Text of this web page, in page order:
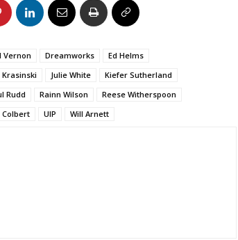
Vernon Dreamworks
Ed Helms
Krasinski Julie White
Kiefer Sutherland
Rudd Rainn Wilson
Reese Witherspoon
Colbert UIP Will Arnett